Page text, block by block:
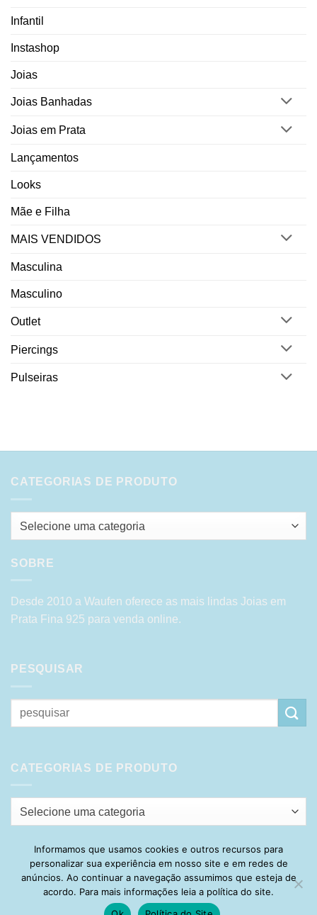
Infantil
Instashop
Joias
Joias Banhadas
Joias em Prata
Lançamentos
Looks
Mãe e Filha
MAIS VENDIDOS
Masculina
Masculino
Outlet
Piercings
Pulseiras
CATEGORIAS DE PRODUTO
Selecione uma categoria
SOBRE
Desde 2010 a Waufen oferece as mais lindas Joias em
Prata Fina 925 para venda online.
PESQUISAR
Pesquisar
por:
CATEGORIAS DE PRODUTO
Selecione uma categoria
Visa PayPal Stripe MasterCard
Cash
On
Delivery
HOME SOBRE POLÍTICA DE PRIVACIDADE
ENTREGA
TROCA E DEVOLUÇÃO
GARANTIA FAQ
Informamos que usamos cookies e outros recursos para
personalizar sua experiência em nosso site e em redes de
anúncios. Ao continuar a navegação assumimos que esteja de
acordo. Para mais informações leia a política do site.